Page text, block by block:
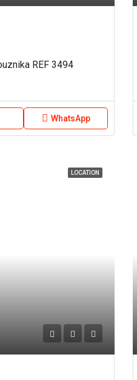
REF 3494
WhatsApp
LOCATION